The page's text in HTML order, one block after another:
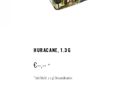
HURACANE, 1.3G
€--,-- *
* Inkl. MwSt. zzgl. Versandkosten